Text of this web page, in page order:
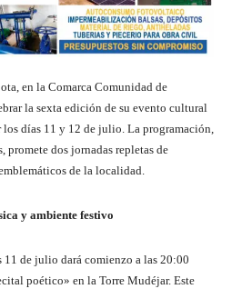
en la Comarca Comunidad de
la sexta edición de su evento cultural
los días 11 y 12 de julio. La programación,
promete dos jornadas repletas de
de la localidad.
y ambiente festivo
de julio dará comienzo a las 20:00
poético» en la Torre Mudéjar. Este